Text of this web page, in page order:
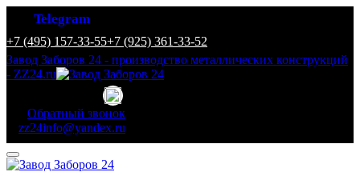
+7 (495) 157-33-55+7 (925) 361-33-52
Завод Заборов 24 - производство металлических конструкций
- ZZ24.ru
Telegram
Обратный звонок
zz24info@yandex.ru